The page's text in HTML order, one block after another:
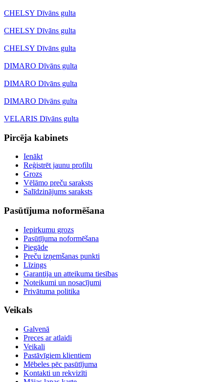
CHELSY Dīvāns gulta
CHELSY Dīvāns gulta
CHELSY Dīvāns gulta
DIMARO Dīvāns gulta
DIMARO Dīvāns gulta
DIMARO Dīvāns gulta
VELARIS Dīvāns gulta
Pircēja kabinets
Ienākt
Reģistrēt jaunu profilu
Grozs
Vēlāmo preču saraksts
Salīdzinājums saraksts
Pasūtījuma noformēšana
Iepirkumu grozs
Pasūtījuma noformēšana
Piegāde
Preču izņemšanas punkti
Līzings
Garantija un atteikuma tiesības
Noteikumi un nosacījumi
Privātuma politika
Veikals
Galvenā
Preces ar atlaidi
Veikali
Pastāvīgiem klientiem
Mēbeles pēc pasūtījuma
Kontakti un rekvizīti